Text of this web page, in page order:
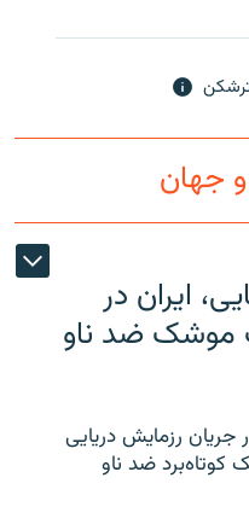
جهان
ایران در
موشک ضد ناو
جریان رزمایش دریایی
ضد ناو